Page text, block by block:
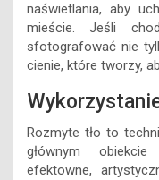
naświetlania, aby
mieście. Jeśli
sfotografować nie
cienie, które tworzy,
Rozmyte tło to
głównym
efektowne,